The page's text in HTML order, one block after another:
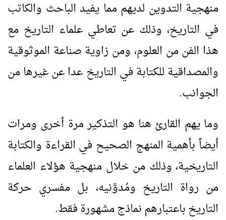
منهجية التدوين لديهم مما يفيد الباحث والكاتب
في التاريخ، وذلك عن تعاطي علماء التاريخ مع
هذا الفن من العلوم، ومن زاوية صناعة الموثوقية
والمصداقية للكتابة في التاريخ عدا عن غيرها من
الجوانب.
وما يهم القارئ هنا هو التذكير مرة أخرى ومرات
أيضاً بأهمية المنهج الصحيح في القراءة والكتابة
التاريخية، وذلك من خلال منهجية هؤلاء العلماء
من رواة التاريخ ومُدوِّنيه، بل مفسري حركة
التاريخ باعتبارهم نماذج مشهورة فقط.